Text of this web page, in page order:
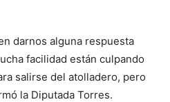
darnos alguna respuesta
facilidad están culpando
salirse del atolladero, pero
la Diputada Torres.